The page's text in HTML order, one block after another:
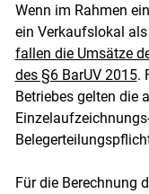
Wenn im Rahmen
ein Verkaufslokal
fallen die Umsätze
des §6 BarUV 2015.
Betriebes gelten die
Für die Berechnung